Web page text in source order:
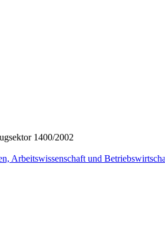
1400/2002
Arbeitswissenschaft und